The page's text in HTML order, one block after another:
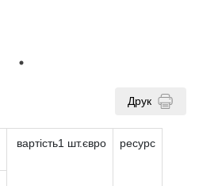
Друк
вартість1 шт.євро ресурс